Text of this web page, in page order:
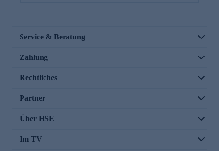
Service & Beratung
Zahlung
Rechtliches
Partner
Über HSE
Im TV